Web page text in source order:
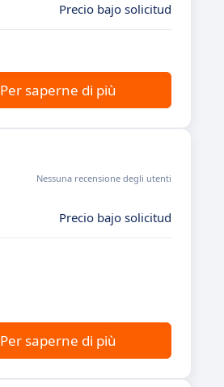
Precio bajo solicitud
Per saperne di più
Nessuna recensione degli utenti
Precio bajo solicitud
Per saperne di più